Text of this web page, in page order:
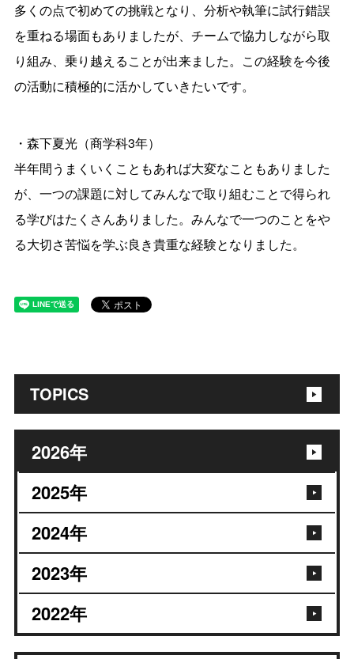
TOPICS
2026年
2025年
2024年
2023年
2022年
多くの点で初めての挑戦となり、分析や執筆に試行錯誤
を重ねる場面もありましたが、チームで協力しながら取
り組み、乗り越えることが出来ました。この経験を今後
の活動に積極的に活かしていきたいです。
・森下夏光（商学科3年）
半年間うまくいくこともあれば大変なこともありました
が、一つの課題に対してみんなで取り組むことで得られ
る学びはたくさんありました。みんなで一つのことをや
る大切さ苦悩を学ぶ良き貴重な経験となりました。